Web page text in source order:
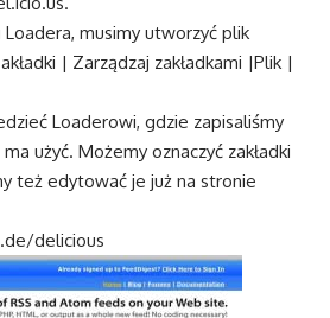
Loadera, musimy utworzyć plik
| Zarządzaj zakładkami |Plik |
Loaderowi, gdzie zapisaliśmy
użyć. Możemy oznaczyć zakładki
też edytować je już na stronie
delicious